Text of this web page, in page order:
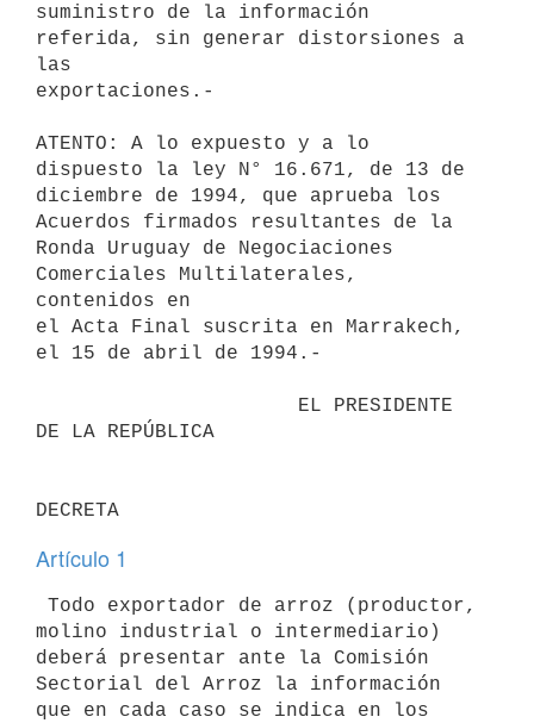
suministro de la información
referida, sin generar distorsiones a
las
exportaciones.-
ATENTO: A lo expuesto y a lo
dispuesto la ley N° 16.671, de 13 de
diciembre de 1994, que aprueba los
Acuerdos firmados resultantes de la
Ronda Uruguay de Negociaciones
Comerciales Multilaterales,
contenidos en
el Acta Final suscrita en Marrakech,
el 15 de abril de 1994.-
DE LA REPÚBLICA
Artículo 1
molino industrial o intermediario)
deberá presentar ante la Comisión
Sectorial del Arroz la información
que en cada caso se indica en los